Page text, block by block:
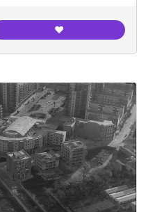
❤️Canòdrom en